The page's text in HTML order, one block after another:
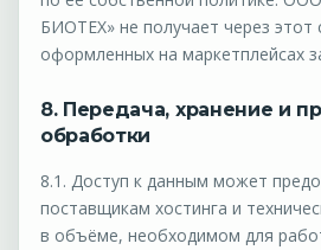
БИОТЕХ» не получает через этот
оформленных на маркетплейсах
8. Передача, хранение и
обработки
8.1. Доступ к данным может
поставщикам хостинга и
в объёме, необходимом для